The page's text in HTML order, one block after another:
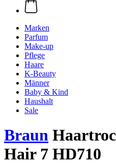
Marken
Parfum
Make-up
Pflege
Haare
K-Beauty
Männer
Baby & Kind
Haushalt
Sale
Braun
Hair 7 HD710